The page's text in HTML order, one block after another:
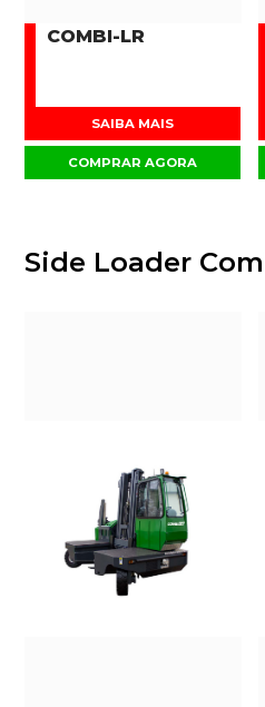
COMBI-LR
SAIBA MAIS
COMPRAR AGORA
Side Loader